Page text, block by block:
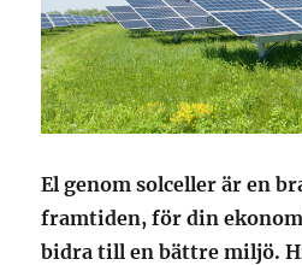
El genom solceller är en
framtiden, för din
bidra till en bättre miljö.